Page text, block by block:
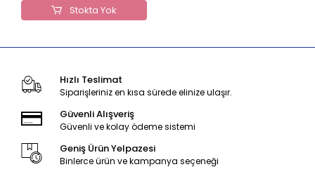
Stokta Yok
Hızlı Teslimat
Siparişleriniz en kısa sürede elinize ulaşır.
Güvenli Alışveriş
Güvenli ve kolay ödeme sistemi
Geniş Ürün Yelpazesi
Binlerce ürün ve kampanya seçeneği